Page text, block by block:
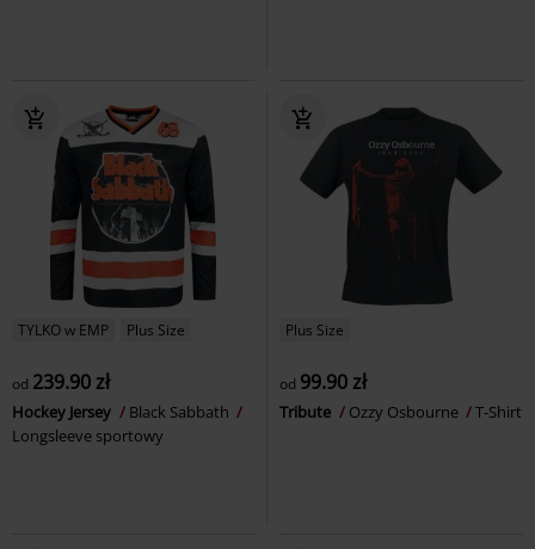
TYLKO w EMP Plus Size
od 239.90 zł
Hockey Jersey
Black Sabbath
Longsleeve sportowy
Plus Size
od 99.90 zł
Tribute Ozzy Osbourne T-Shirt